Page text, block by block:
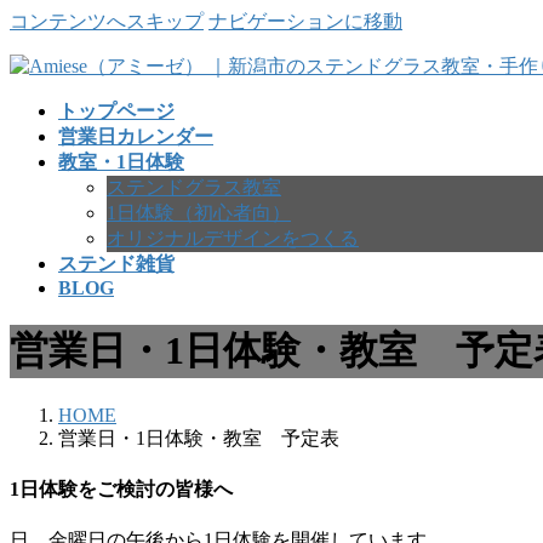
コンテンツへスキップ ナビゲーションに移動
トップページ
営業日カレンダー
教室・1日体験
ステンドグラス教室
1日体験（初心者向）
オリジナルデザインをつくる
ステンド雑貨
BLOG
営業日・1日体験・教室 予定
HOME
営業日・1日体験・教室 予定表
1日体験をご検討の皆様へ